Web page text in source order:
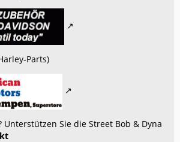
Parts)
Unterstützen Sie die Street Bob & Dyna